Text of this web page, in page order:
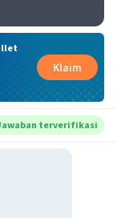
Klaim
terverifikasi